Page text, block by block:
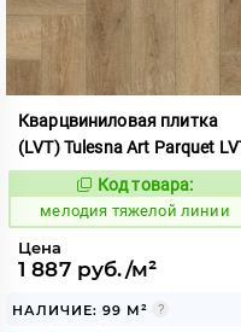
Кварцвиниловая плитка
(LVT) Tulesna Art Parquet
966544
Код товара:
мелодия тяжелой линии
Цена
1 887 руб./м²
НАЛИЧИЕ: 99 М²